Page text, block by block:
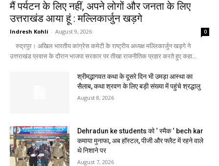
मैं पर्यटन के लिए नहीं, अपने लोगों और जनता के लिए
उत्तराखंड आया हूं : मल्लिकार्जुन खड़गे
Indresh Kohli - August 9, 2026 0
रुद्रपुर। अखिल भारतीय कांग्रेस कमेटी के राष्ट्रीय अध्यक्ष मल्लिकार्जुन खड़गे ने
उत्तराखंड प्रवास के दौरान भाजपा सरकार पर तीखा राजनीतिक प्रहार करते हुए कहा...
श्रीमद्भागवत कथा के दूसरे दिन भी उमड़ा आस्था का
सैलाब, कथा श्रवण के लिए बड़ी संख्या में पहुंचे श्रद्धालु
August 8, 2026
Dehradun ke students को ‘ स्मैक ‘ bech kar
कमाया मुनाफा, अब हॉस्टल, पीजी और फ्लैट में रहने वाले
थे निशाने पर
August 7, 2026